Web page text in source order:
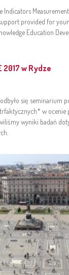
Indicators
provided for
Education
2017 w Rydze
się seminarium
w ocenie
wyniki badań